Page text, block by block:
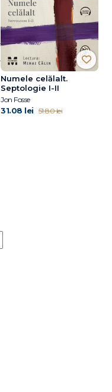
Numele celălalt.
Septologie I-II
Jon Fosse
31.08 lei 51.80 lei